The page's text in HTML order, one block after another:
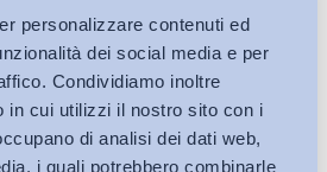
personalizzare contenuti ed
dei social media e per
Condividiamo inoltre
in cui utilizzi il nostro sito con i
di analisi dei dati web,
i quali potrebbero combinarle
anche fuori dal contesto
generate.Su questo fronte la
rappresenta un presidio
chiamata a definire i
e che però non ha